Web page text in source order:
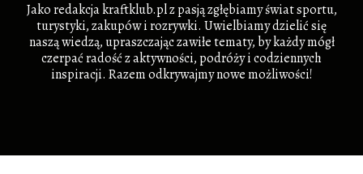
Jako redakcja kraftklub.pl z pasją zgłębiamy świat sportu,
turystyki, zakupów i rozrywki. Uwielbiamy dzielić się
naszą wiedzą, upraszczając zawiłe tematy, by każdy mógł
czerpać radość z aktywności, podróży i codziennych
inspiracji. Razem odkrywajmy nowe możliwości!